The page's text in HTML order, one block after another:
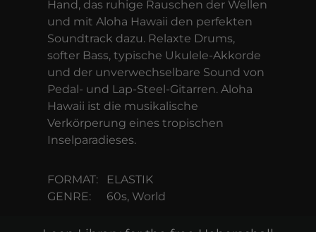
Hand, das ruhige Rauschen der Wellen
und mit Aloha Hawaii den perfekten
Soundtrack dazu. Relaxte Drums,
softer Bass, typische Ukulele-Akkorde
und der unverwechselbare Sound von
Pedal- und Lap-Steel-Gitarren. Aloha
Hawaii ist die musikalische
Verkörperung eines tropischen
Inselparadieses.
FORMAT:
ELASTIK
GENRE:
60s, World